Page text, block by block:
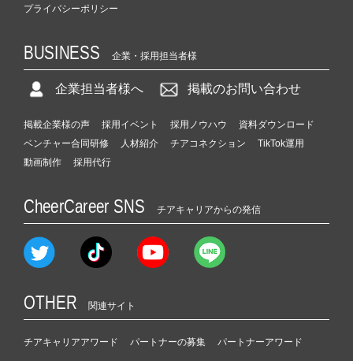
プライバシーポリシー
BUSINESS 企業・採用担当者様
企業担当者様へ 掲載のお問い合わせ
掲載企業様の声 採用イベント 採用ノウハウ
資料ダウンロード
ベンチャー合同研修
人材紹介 チアコネクション
TikTok運用
動画制作
採用代行
CheerCareer SNS チアキャリアからの発信
OTHER 関連サイト
チアキャリアアワード パートナーの募集 パートナーアワード